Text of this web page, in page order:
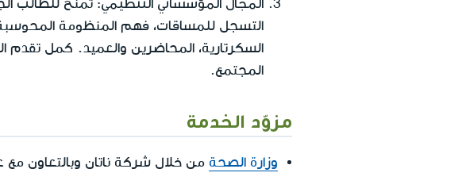
: تمنح للطالب
التسجل للمساقات، فهم المنظومة
السكرتارية، المحاضرين والعميد. كمل تقدم
المجتمع.
مزوّد الخدمة
وزارة الصحة من خلال شركة ناتان وبالتعاون مع